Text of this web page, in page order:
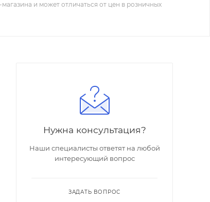
и может отличаться от цен в розничных
Нужна консультация?
Наши специалисты ответят на любой
интересующий вопрос
ЗАДАТЬ ВОПРОС